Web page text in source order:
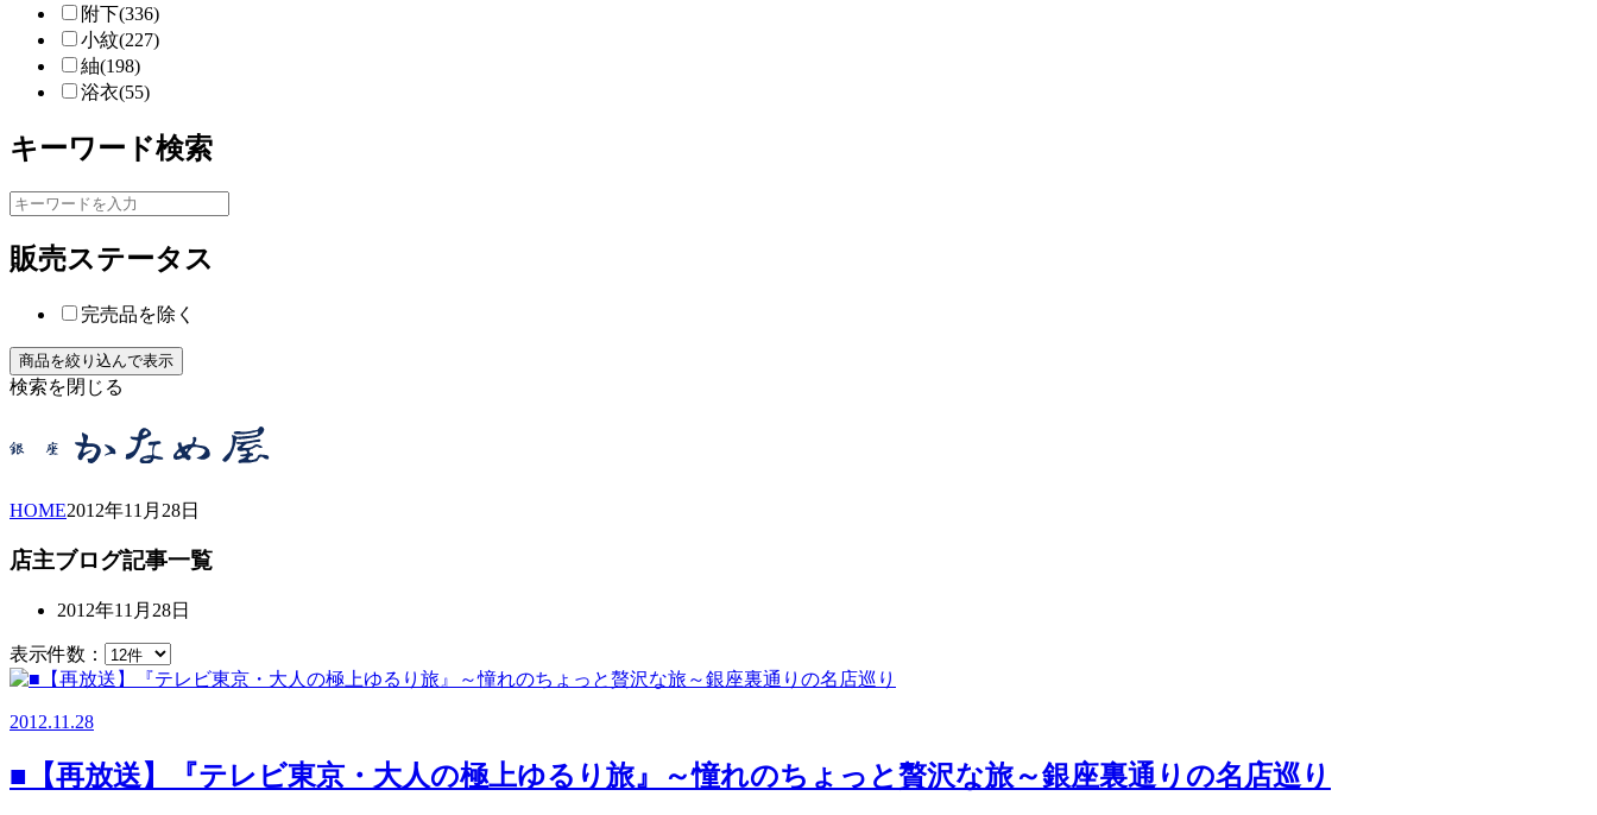
附下(336)
小紋(227)
紬(198)
浴衣(55)
キーワード検索
販売ステータス
完売品を除く
検索を閉じる
HOME2012年11月 28日
店主ブログ記事一覧
2012年11月28日
表示件数：
2012.11.28
■【再放送】『テレビ東京・大人の極上ゆるり旅』～憧れのちょっと贅沢な旅～銀座裏通りの名店巡り